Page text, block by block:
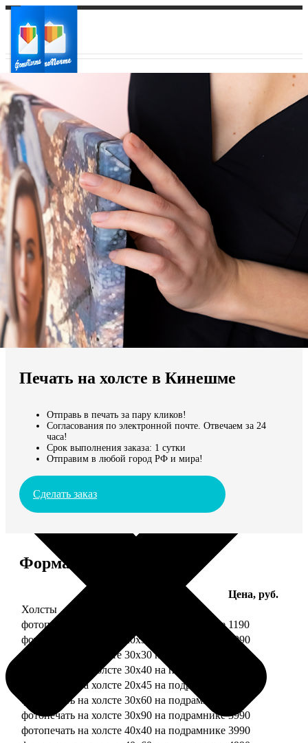
Ваш город:
Ваш регион доставки
Выберите из списка:
Мы доставляем по всему миру
Печать на холсте в Кинешме
Отправь в печать за пару кликов!
Согласования по электронной почте. Отвечаем за 24
часа!
Срок выполнения заказа: 1 сутки
Отправим в любой город РФ и мира!
Сделать заказ
Форматы и цены
Цена, руб.
Холсты
фотопечать на холсте 20х20 на подрамнике 1190
фотопечать на холсте 20х30 на подрамнике
1990
фотопечать на холсте 30х30 на подрамнике
фотопечать на холсте 30х40 на подрамнике
фотопечать на холсте 20х45 на подрамнике
фотопечать на холсте 30х60 на подрамнике
фотопечать на холсте 30х90 на подрамнике 3990
фотопечать на холсте 40х40 на подрамнике 3990